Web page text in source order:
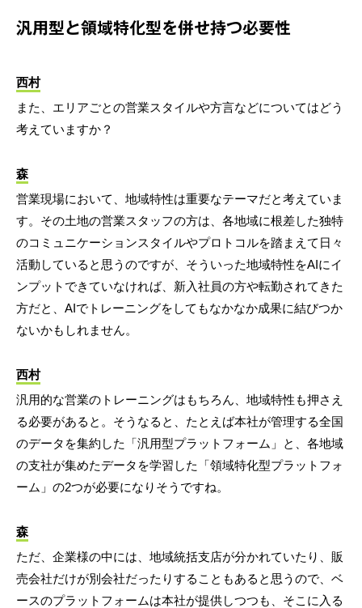
汎用型と領域特化型を併せ持つ必要性
西村
また、エリアごとの営業スタイルや方言などについてはどう
考えていますか？
森
営業現場において、地域特性は重要なテーマだと考えていま
す。その土地の営業スタッフの方は、各地域に根差した独特
のコミュニケーションスタイルやプロトコルを踏まえて日々
活動していると思うのですが、そういった地域特性をAIにイ
ンプットできていなければ、新入社員の方や転勤されてきた
方だと、AIでトレーニングをしてもなかなか成果に結びつか
ないかもしれません。
西村
汎用的な営業のトレーニングはもちろん、地域特性も押さえ
る必要があると。そうなると、たとえば本社が管理する全国
のデータを集約した「汎用型プラットフォーム」と、各地域
の支社が集めたデータを学習した「領域特化型プラットフォ
ーム」の2つが必要になりそうですね。
森
ただ、企業様の中には、地域統括支店が分かれていたり、販
売会社だけが別会社だったりすることもあると思うので、ベ
ースのプラットフォームは本社が提供しつつも、そこに入る